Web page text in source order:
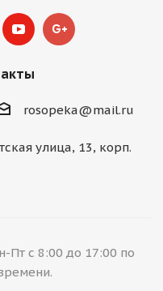
rosopeka@mail.ru
улица, 13, корп.
Пт с 8:00 до 17:00 по